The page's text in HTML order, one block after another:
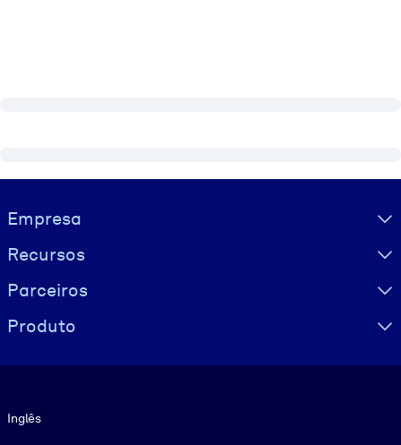
Visually hidden Text
Empresa
Recursos
Parceiros
Produto
Inglês